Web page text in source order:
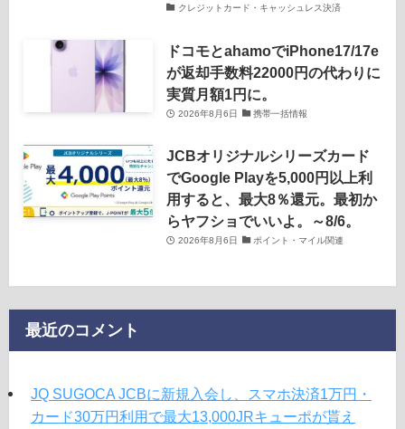
クレジットカード・キャッシュレス決済
ドコモとahamoでiPhone17/17e
が返却手数料22000円の代わりに
実質月額1円に。
2026年8月6日 携帯一括情報
JCBオリジナルシリーズカード
でGoogle Playを5,000円以上利
用すると、最大8％還元。最初か
らヤフショでいいよ。～8/6。
2026年8月6日 ポイント・マイル関連
最近のコメント
JQ SUGOCA JCBに新規入会し、スマホ決済1万円・
カード30万円利用で最大13,000JRキューポが貰え